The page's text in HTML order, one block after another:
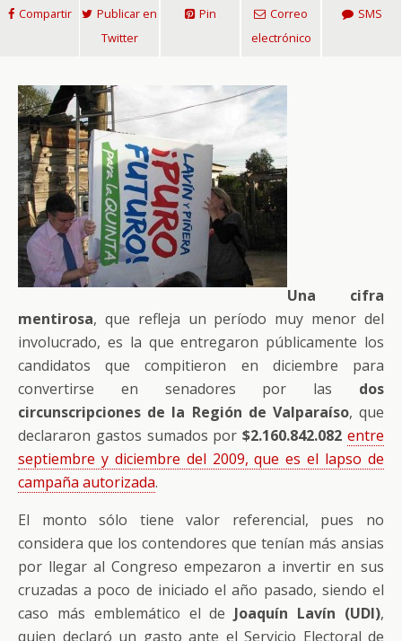
Compartir
Publicar en
Twitter
Pin
Correo
electrónico
SMS
Una cifra
mentirosa, que refleja un período muy menor del
involucrado, es la que entregaron públicamente los
candidatos que compitieron en diciembre para
convertirse en senadores por las dos
circunscripciones de la Región de Valparaíso, que
declararon gastos sumados por$2.160.842.082 entre
septiembre y diciembre del 2009, que es el lapso de
campaña autorizada.
El monto sólo tiene valor referencial, pues no
considera que los contendores que tenían más ansias
por llegar al Congreso empezaron a invertir en sus
cruzadas a poco de iniciado el año pasado, siendo el
caso más emblemático el de Joaquín Lavín (UDI),
quien declaró un gasto ante el Servicio Electoral de